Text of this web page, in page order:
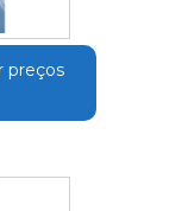
preços